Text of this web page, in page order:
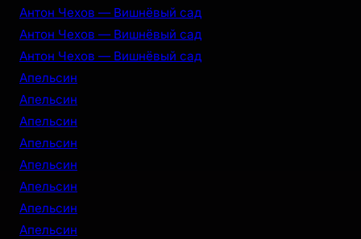
Антон Чехов — Вишнёвый сад
Антон Чехов — Вишнёвый сад
Антон Чехов — Вишнёвый сад
Апельсин
Апельсин
Апельсин
Апельсин
Апельсин
Апельсин
Апельсин
Апельсин